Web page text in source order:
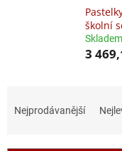
školní
3
Nejprodávanější